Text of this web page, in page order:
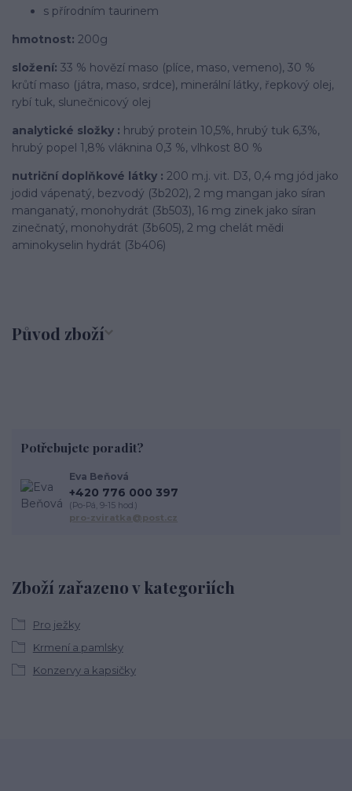
s přírodním taurinem
hmotnost: 200g
složení: 33 % hovězí maso (plíce, maso, vemeno), 30 %
krůtí maso (játra, maso, srdce), minerální látky, řepkový olej,
rybí tuk, slunečnicový olej
analytické složky : hrubý protein 10,5%, hrubý tuk 6,3%,
hrubý popel 1,8% vláknina 0,3 %, vlhkost 80 %
nutriční doplňkové látky : 200 m.j. vit. D3, 0,4 mg jód jako
jodid vápenatý, bezvodý (3b202), 2 mg mangan jako síran
manganatý, monohydrát (3b503), 16 mg zinek jako síran
zinečnatý, monohydrát (3b605), 2 mg chelát mědi
aminokyselin hydrát (3b406)
Původ zboží
Zboží zařazeno v kategoriích
Pro ježky
Krmení a pamlsky
Konzervy a kapsičky
Potřebujete poradit?
Eva Beňová
+420 776 000 397
(Po-Pá, 9-15 hod.)
pro-zviratka@post.cz